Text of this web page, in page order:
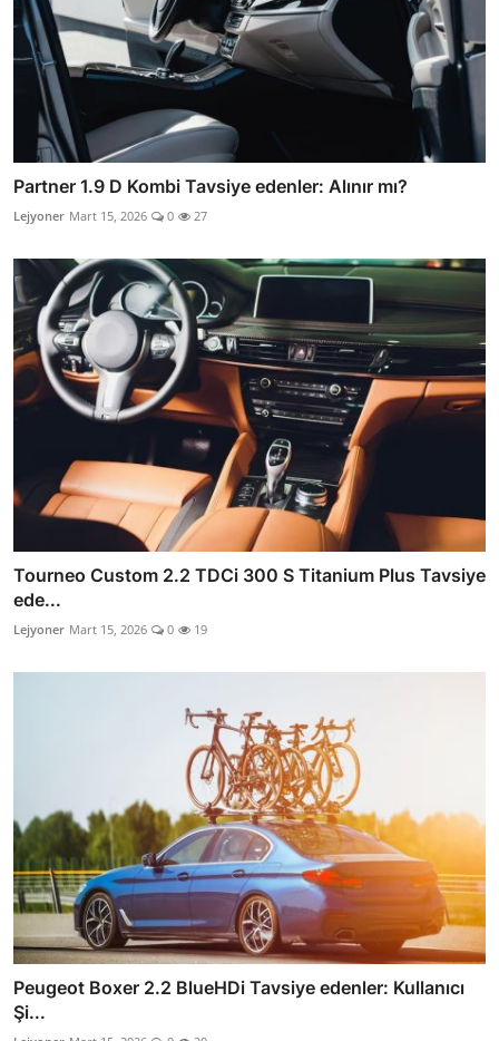
Partner 1.9 D Kombi Tavsiye edenler: Alınır mı?
Lejyoner Mart 15, 2026 0 27
Tourneo Custom 2.2 TDCi 300 S Titanium Plus Tavsiye
ede...
Lejyoner Mart 15, 2026 0 19
Peugeot Boxer 2.2 BlueHDi Tavsiye edenler: Kullanıcı
Şi...